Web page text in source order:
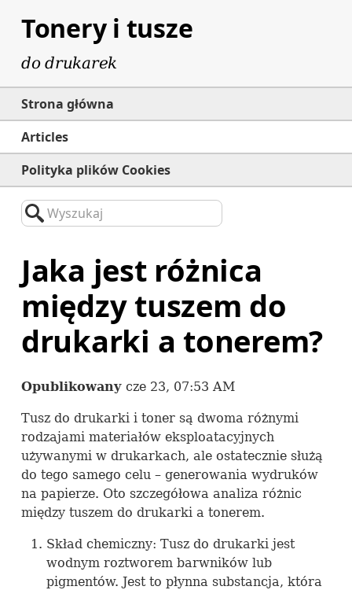
Tonery i tusze
do drukarek
Strona główna
Articles
Polityka plików Cookies
Wyszukaj
Jaka jest różnica
między tuszem do
drukarki a tonerem?
Opublikowany cze 23, 07:53 AM
Tusz do drukarki i toner są dwoma różnymi
rodzajami materiałów eksploatacyjnych
używanymi w drukarkach, ale ostatecznie służą
do tego samego celu – generowania wydruków
na papierze. Oto szczegółowa analiza różnic
między tuszem do drukarki a tonerem.
Skład chemiczny: Tusz do drukarki jest
wodnym roztworem barwników lub
pigmentów. Jest to płynna substancja, która